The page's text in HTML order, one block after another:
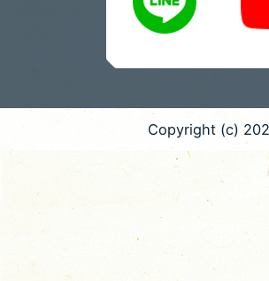
Copyright (c)